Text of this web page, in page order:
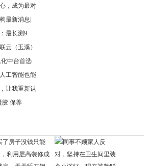
，成为最对
最新消息|
最长测9
云（玉溪）
中台首选
工智能也能
让我重新认
胶 保养